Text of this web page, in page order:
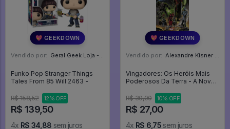
💖 GEEKDOWN
Vendido por: Geral Geek Loja - SP
Funko Pop Stranger Things
Tales From 85 Will 2463 -
R$ 158,52 12% OFF
R$ 139,50
4x R$ 34,88 sem juros
💖 GEEKDOWN
Vendido por: Alexandre Kisner - PR
Vingadores: Os Heróis Mais
Poderosos Da Terra - A Nova
R$ 30,00 10% OFF
R$ 27,00
4x R$ 6,75 sem juros